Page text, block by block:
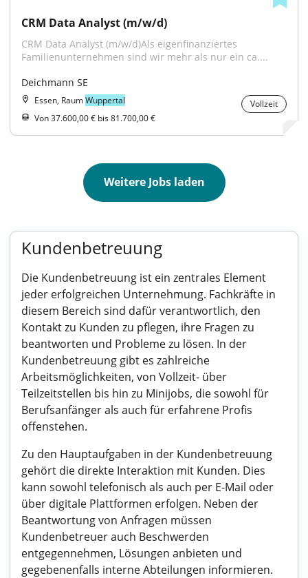
CRM Data Analyst (m/w/d)
CRM Data Analyst (m/w/d)Als eigenfinanziertes
Familienunternehmen sind wir mehr als nur ein ca....
Deichmann SE
Essen, RaumWuppertal
Vollzeit
Von 37.600,00 € bis 81.700,00 €
Weitere Jobs laden
Kundenbetreuung
Die Kundenbetreuung ist ein zentrales Element
jeder erfolgreichen Unternehmung. Fachkräfte in
diesem Bereich sind dafür verantwortlich, den
Kontakt zu Kunden zu pflegen, ihre Fragen zu
beantworten und Probleme zu lösen. In der
Kundenbetreuung gibt es zahlreiche
Arbeitsmöglichkeiten, von Vollzeit- über
Teilzeitstellen bis hin zu Minijobs, die sowohl für
Berufsanfänger als auch für erfahrene Profis
offenstehen.
Zu den Hauptaufgaben in der Kundenbetreuung
gehört die direkte Interaktion mit Kunden. Dies
kann sowohl telefonisch als auch per E-Mail oder
über digitale Plattformen erfolgen. Neben der
Beantwortung von Anfragen müssen
Kundenbetreuer auch Beschwerden
entgegennehmen, Lösungen anbieten und
gegebenenfalls interne Abteilungen informieren.